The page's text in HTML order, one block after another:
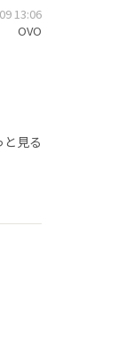
13:06
OVO
と見る